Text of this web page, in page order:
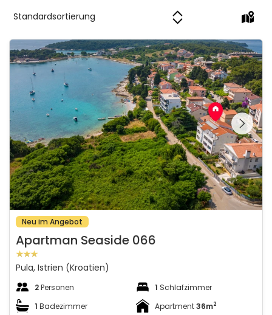
Apartman Seaside 066
Schauen Sie sich die
gesamte Galerie
Neu im Angebot
Apartman Seaside 066
Pula, Istrien (Kroatien)
2Personen 1 Schlafzimmer
1 Badezimmer Apartment36m2